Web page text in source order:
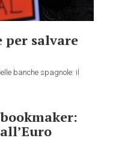
per salvare
banche spagnole: il